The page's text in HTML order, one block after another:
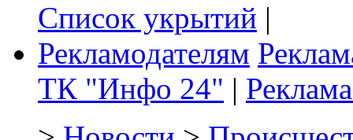
Список укрытий |
Рекламодателям
ТК "Инфо 24" |